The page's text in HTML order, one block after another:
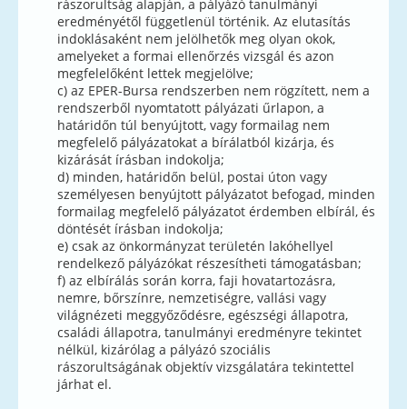
rászorultság alapján, a pályázó tanulmányi
eredményétől függetlenül történik. Az elutasítás
indoklásaként nem jelölhetők meg olyan okok,
amelyeket a formai ellenőrzés vizsgál és azon
megfelelőként lettek megjelölve;
c) az EPER-Bursa rendszerben nem rögzített, nem a
rendszerből nyomtatott pályázati űrlapon, a
határidőn túl benyújtott, vagy formailag nem
megfelelő pályázatokat a bírálatból kizárja, és
kizárását írásban indokolja;
d) minden, határidőn belül, postai úton vagy
személyesen benyújtott pályázatot befogad, minden
formailag megfelelő pályázatot érdemben elbírál, és
döntését írásban indokolja;
e) csak az önkormányzat területén lakóhellyel
rendelkező pályázókat részesítheti támogatásban;
f) az elbírálás során korra, faji hovatartozásra,
nemre, bőrszínre, nemzetiségre, vallási vagy
világnézeti meggyőződésre, egészségi állapotra,
családi állapotra, tanulmányi eredményre tekintet
nélkül, kizárólag a pályázó szociális
rászorultságának objektív vizsgálatára tekintettel
járhat el.